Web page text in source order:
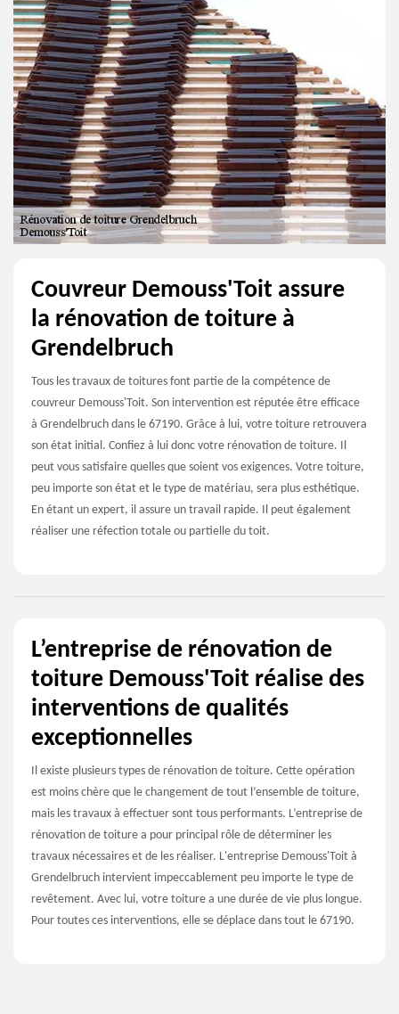
Couvreur Demouss'Toit assure
la rénovation de toiture à
Grendelbruch
Tous les travaux de toitures font partie de la compétence de
couvreur Demouss'Toit. Son intervention est réputée être efficace
à Grendelbruch dans le 67190. Grâce à lui, votre toiture retrouvera
son état initial. Confiez à lui donc votre rénovation de toiture. Il
peut vous satisfaire quelles que soient vos exigences. Votre toiture,
peu importe son état et le type de matériau, sera plus esthétique.
En étant un expert, il assure un travail rapide. Il peut également
réaliser une réfection totale ou partielle du toit.
L’entreprise de rénovation de
toiture Demouss'Toit réalise des
interventions de qualités
exceptionnelles
Il existe plusieurs types de rénovation de toiture. Cette opération
est moins chère que le changement de tout l’ensemble de toiture,
mais les travaux à effectuer sont tous performants. L’entreprise de
rénovation de toiture a pour principal rôle de déterminer les
travaux nécessaires et de les réaliser. L'entreprise Demouss'Toit à
Grendelbruch intervient impeccablement peu importe le type de
revêtement. Avec lui, votre toiture a une durée de vie plus longue.
Pour toutes ces interventions, elle se déplace dans tout le 67190.